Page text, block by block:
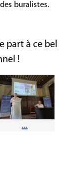
buralistes.
part à ce bel
!
...